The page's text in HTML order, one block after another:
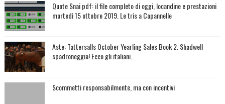
Quote Snai pdf: il file completo di oggi, locandine e prestazioni
martedì 15 ottobre 2019. Le tris a Capannelle
Aste: Tattersalls October Yearling Sales Book 2. Shadwell
spadroneggia! Ecco gli italiani..
Scommetti responsabilmente, ma con incentivi